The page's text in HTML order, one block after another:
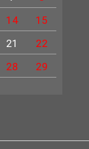
14
15
21
22
28
29